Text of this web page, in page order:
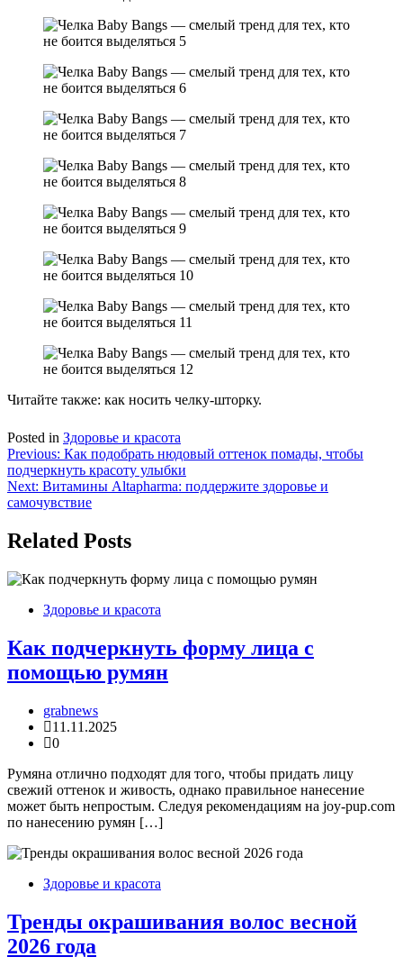
Читайте также: как носить челку-шторку.
Posted in Здоровье и красота
Навигация
по
записям
Previous: Как подобрать нюдовый оттенок помады, чтобы
подчеркнуть красоту улыбки
Next: Витамины Altapharma: поддержите здоровье и
самочувствие
Related Posts
Здоровье и красота
Как подчеркнуть форму лица с
помощью румян
grabnews
11.11.2025
0
Румяна отлично подходят для того, чтобы придать лицу
свежий оттенок и живость, однако правильное нанесение
может быть непростым. Следуя рекомендациям на joy-pup.com
по нанесению румян […]
Здоровье и красота
Тренды окрашивания волос весной
2026 года